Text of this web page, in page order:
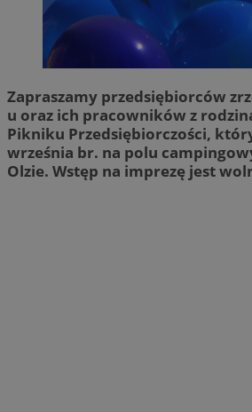
Zapraszamy przedsiębiorców
u oraz ich pracowników z
Pikniku Przedsiębiorczości,
września br. na polu
Olzie. Wstęp na imprezę jest